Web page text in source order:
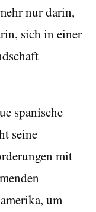
nur darin,
sich in einer
spanische
seine
mit
um